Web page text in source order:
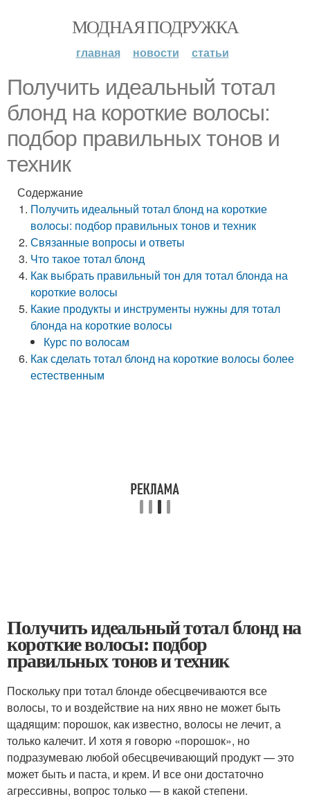
МОДНАЯ ПОДРУЖКА
главная новости статьи
Получить идеальный тотал
блонд на короткие волосы:
подбор правильных тонов и
техник
Содержание
Получить идеальный тотал блонд на короткие
волосы: подбор правильных тонов и техник
Связанные вопросы и ответы
Что такое тотал блонд
Как выбрать правильный тон для тотал блонда на
короткие волосы
Какие продукты и инструменты нужны для тотал
блонда на короткие волосы
Курс по волосам
Как сделать тотал блонд на короткие волосы более
естественным
Получить идеальный тотал блонд на
короткие волосы: подбор
правильных тонов и техник
Поскольку при тотал блонде обесцвечиваются все
волосы, то и воздействие на них явно не может быть
щадящим: порошок, как известно, волосы не лечит, а
только калечит. И хотя я говорю «порошок», но
подразумеваю любой обесцвечивающий продукт — это
может быть и паста, и крем. И все они достаточно
агрессивны, вопрос только — в какой степени.